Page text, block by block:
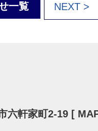
一覧 NEXT >
六軒家町2-19 [